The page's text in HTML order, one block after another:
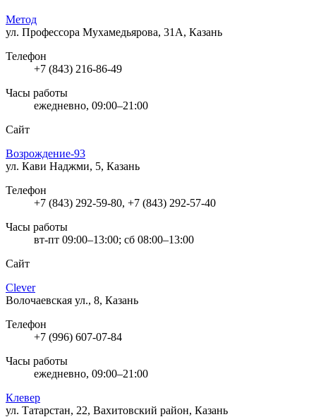
Метод
ул. Профессора Мухамедьярова, 31А, Казань
Телефон
+7 (843) 216-86-49
Часы работы
ежедневно, 09:00–21:00
Сайт
Возрождение-93
ул. Кави Наджми, 5, Казань
Телефон
+7 (843) 292-59-80, +7 (843) 292-57-40
Часы работы
вт-пт 09:00–13:00; сб 08:00–13:00
Сайт
Clever
Волочаевская ул., 8, Казань
Телефон
+7 (996) 607-07-84
Часы работы
ежедневно, 09:00–21:00
Клевер
ул. Татарстан, 22, Вахитовский район, Казань